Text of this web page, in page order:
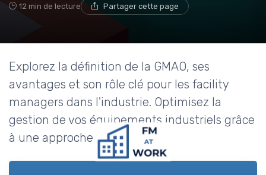
12 min de lecture Partager cette page
Explorez la définition de la GMAO, ses
avantages et son rôle clé pour les facility
managers dans l'industrie. Optimisez la
gestion de vos équipements industriels grâce
à une approche adaptée.